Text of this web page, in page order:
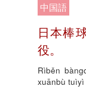
中国語
日本棒
役。
Rìběn
xuānbù tuìyì